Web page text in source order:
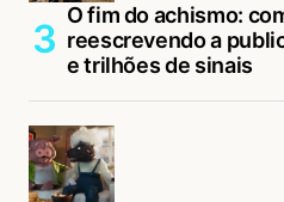
O fim do achismo:
reescrevendo a
e trilhões de sinais